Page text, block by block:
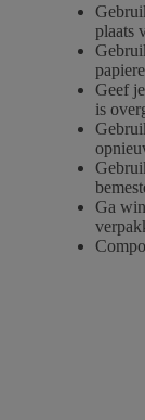
plaats
Geef
is
Ga